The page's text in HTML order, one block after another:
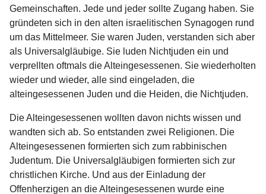
Gemeinschaften. Jede und jeder sollte Zugang haben. Sie
gründeten sich in den alten israelitischen Synagogen rund
um das Mittelmeer. Sie waren Juden, verstanden sich aber
als Universalgläubige. Sie luden Nichtjuden ein und
verprellten oftmals die Alteingesessenen. Sie wiederholten
wieder und wieder, alle sind eingeladen, die
alteingesessenen Juden und die Heiden, die Nichtjuden.
Die Alteingesessenen wollten davon nichts wissen und
wandten sich ab. So entstanden zwei Religionen. Die
Alteingesessenen formierten sich zum rabbinischen
Judentum. Die Universalgläubigen formierten sich zur
christlichen Kirche. Und aus der Einladung der
Offenherzigen an die Alteingesessenen wurde eine